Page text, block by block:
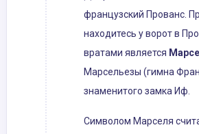
французский Прованс.
находитесь у ворот в
вратами является
Марсельезы (гимна
знаменитого замка Иф.
Символом Марселя